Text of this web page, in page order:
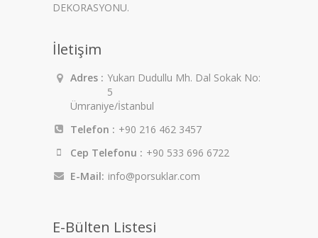
DEKORASYONU.
İletişim
Adres : Yukarı Dudullu Mh. Dal Sokak No:
5
Ümraniye/İstanbul
Telefon : +90 216 462 3457
Cep Telefonu : +90 533 696 6722
E-Mail: info@porsuklar.com
E-Bülten Listesi